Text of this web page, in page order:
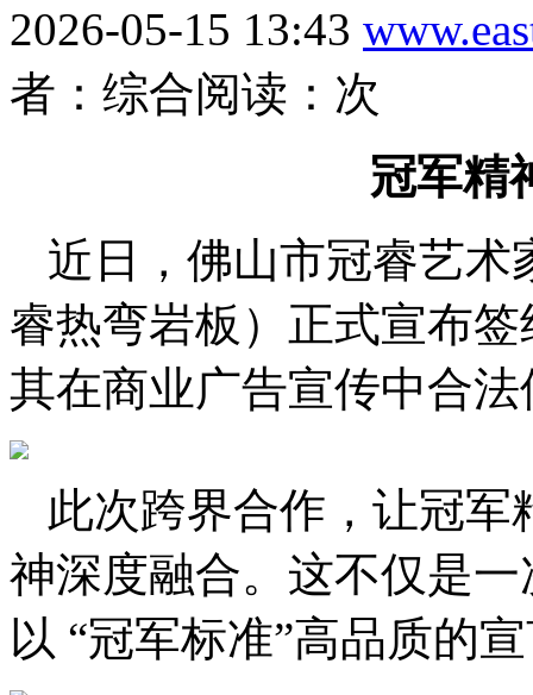
2026-05-15 13:43
者：综合阅读： 次
冠军精
近日，佛山市冠睿艺术
睿热弯岩板）正式宣布
其在商业广告宣传中合
此次跨界合作，让冠
神深度融合。这不仅是
以 “冠军标准”高品质的